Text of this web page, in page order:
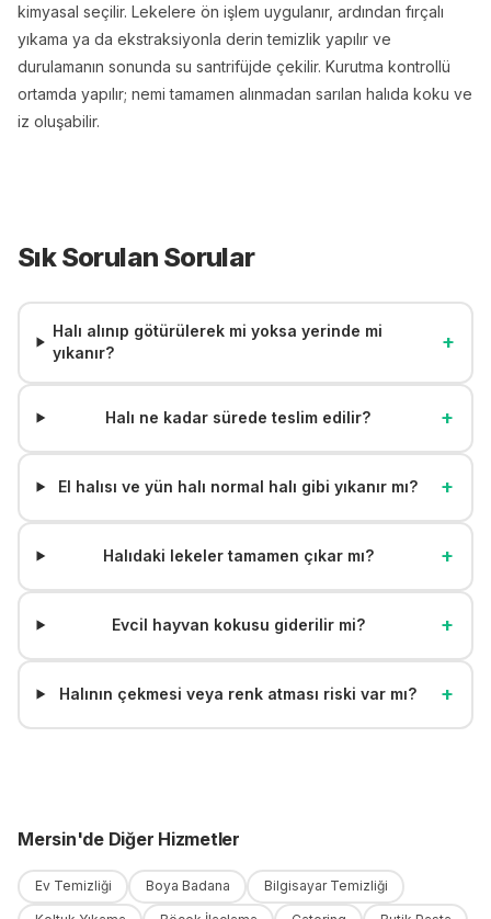
kimyasal seçilir. Lekelere ön işlem uygulanır, ardından fırçalı
yıkama ya da ekstraksiyonla derin temizlik yapılır ve
durulamanın sonunda su santrifüjde çekilir. Kurutma kontrollü
ortamda yapılır; nemi tamamen alınmadan sarılan halıda koku ve
iz oluşabilir.
Sık Sorulan Sorular
Halı alınıp götürülerek mi yoksa yerinde mi
yıkanır?
+
Halı ne kadar sürede teslim edilir? +
El halısı ve yün halı normal halı gibi yıkanır mı? +
Halıdaki lekeler tamamen çıkar mı? +
Evcil hayvan kokusu giderilir mi? +
Halının çekmesi veya renk atması riski var mı? +
Mersin'deDiğer Hizmetler
Ev Temizliği Boya Badana Bilgisayar Temizliği